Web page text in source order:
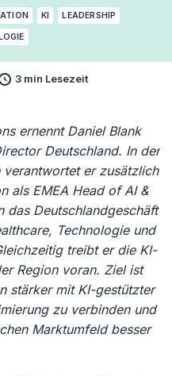
KI LEADERSHIP
3 min Lesezeit
ernennt Daniel Blank
Deutschland. In der
verantwortet er zusätzlich
als EMEA Head of AI &
das Deutschlandgeschäft
Technologie und
treibt er die KI-
Region voran. Ziel ist
stärker mit KI-gestützter
zu verbinden und
Marktumfeld besser